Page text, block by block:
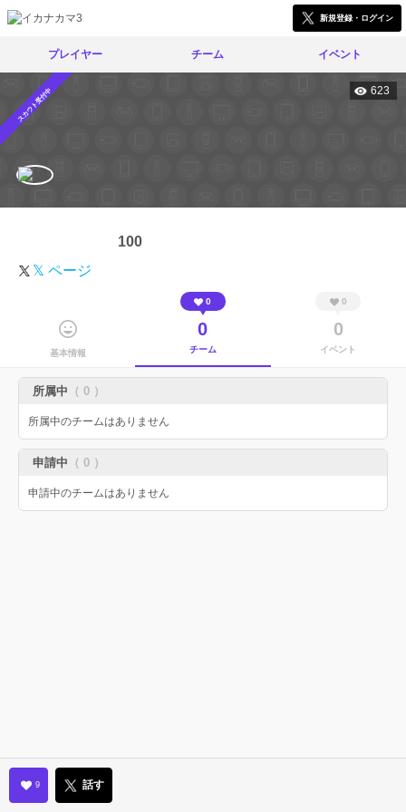
新規登録・ログイン
プレイヤー チーム イベント
スカウト受付中 623
100
𝕏 ページ
基本情報
0
0
チーム
0
0
イベント
所属中 （ 0 ）
所属中のチームはありません
申請中 （ 0 ）
申請中のチームはありません
9 話す